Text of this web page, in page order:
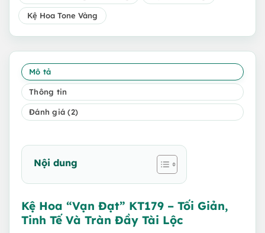
Kệ Hoa Tone Vàng
Mô tả
Thông tin
Đánh giá (2)
Nội dung
Kệ Hoa “Vạn Đạt” KT179 – Tối Giản,
Tinh Tế Và Tràn Đầy Tài Lộc